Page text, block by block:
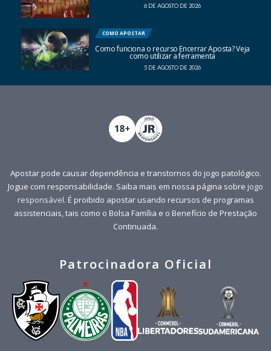
6 DE AGOSTO DE 2026
COMO APOSTAR
Como funciona o recurso Encerrar Aposta? Veja
como utilizar a ferramenta
5 DE AGOSTO DE 2026
Apostar pode causar dependência e transtornos do jogo patológico.
Jogue com responsabilidade. Saiba mais em nossa página sobre jogo
responsável. É proibido apostar usando recursos de programas
assistenciais, tais como o Bolsa Família e o Benefício de Prestação
Continuada.
Patrocinadora Oficial